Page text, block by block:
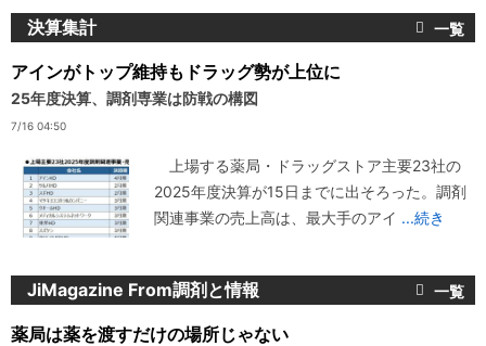
決算集計
アインがトップ維持もドラッグ勢が上位に
25年度決算、調剤専業は防戦の構図
7/16 04:50
上場する薬局・ドラッグストア主要23社の
2025年度決算が15日までに出そろった。調剤
関連事業の売上高は、最大手のアイ ...続き
JiMagazine From調剤と情報
薬局は薬を渡すだけの場所じゃない